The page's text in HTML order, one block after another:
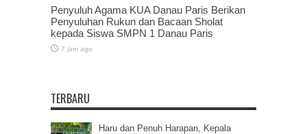
Penyuluh Agama KUA Danau Paris Berikan
Penyuluhan Rukun dan Bacaan Sholat
kepada Siswa SMPN 1 Danau Paris
7 jam ago
TERBARU
Haru dan Penuh Harapan, Kepala